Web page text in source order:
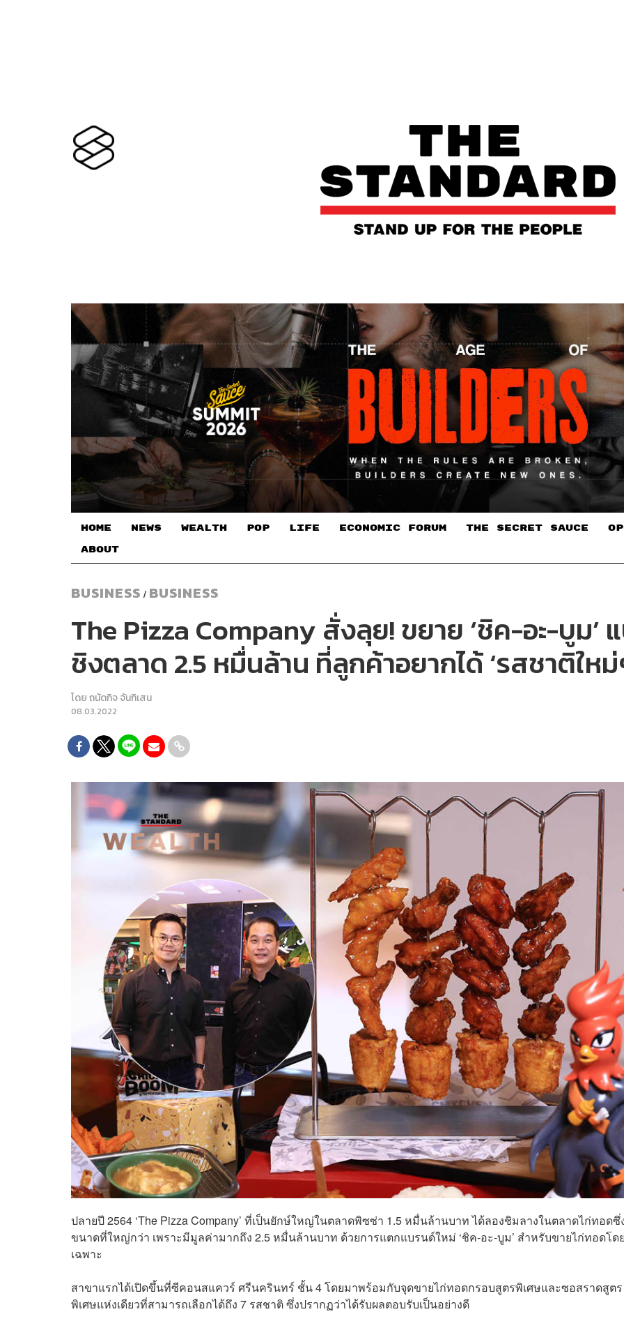
HOME NEWS WEALTH POP LIFE ECONOMIC FORUM THE SECRET SAUCE​
ABOUT
BUSINESS / BUSINESS
The Pizza Company สั่งลุย! ขยาย ‘ชิค-อะ-บูม’
ชิงตลาด 2.5 หมื่นล้าน ที่ลูกค้าอยากได้ ‘รสชาติใหม่
โดยถนัดกิจ จันกิเสน
08.03.2022
ปลายปี 2564 ‘The Pizza Company’ ที่เป็นยักษ์ใหญ่ในตลาดพิซซ่า 1.5 หมื่นล้านบาท ได้ลองชิมลางในตลาดไก่ทอดซึ่
ขนาดที่ใหญ่กว่า เพราะมีมูลค่ามากถึง 2.5 หมื่นล้านบาท ด้วยการแตกแบรนด์ใหม่ ‘ชิค-อะ-บูม’ สำหรับขายไก่ทอดโด
เฉพาะ
สาขาแรกได้เปิดขึ้นที่ซีคอนสแควร์ ศรีนครินทร์ ชั้น 4 โดยมาพร้อมกับจุดขายไก่ทอดกรอบสูตรพิเศษและซอสราดสูตร
พิเศษแห่งเดียวที่สามารถเลือกได้ถึง 7 รสชาติ ซึ่งปรากฏว่าได้รับผลตอบรับเป็นอย่างดี